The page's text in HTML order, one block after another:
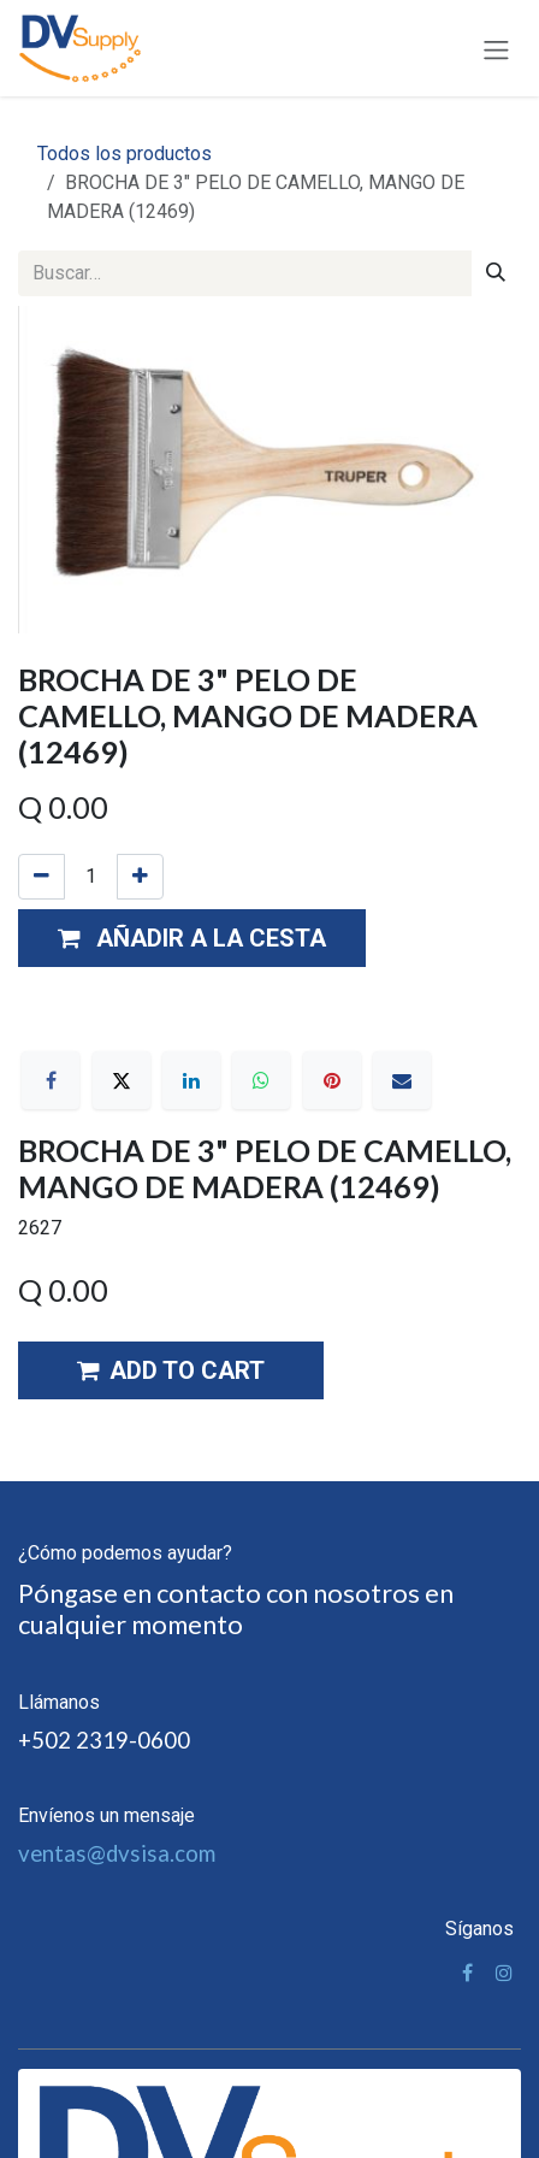
Ir al contenido
Todos los productos
BROCHA DE 3" PELO DE CAMELLO, MANGO DE
MADERA (12469)
BROCHA DE 3" PELO DE
CAMELLO, MANGO DE MADERA
(12469)
Q 0.00
AÑADIR A LA CESTA
BROCHA DE 3" PELO DE CAMELLO,
MANGO DE MADERA (12469)
2627
Q 0.00
ADD TO CART
¿Cómo podemos ayudar?
Póngase en contacto con nosotros en
cualquier momento
Llámanos
+502 2319-0600
Envíenos un mensaje
ventas@dvsisa.com
Síganos